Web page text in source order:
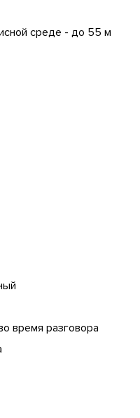
среде - до 55 м
время разговора